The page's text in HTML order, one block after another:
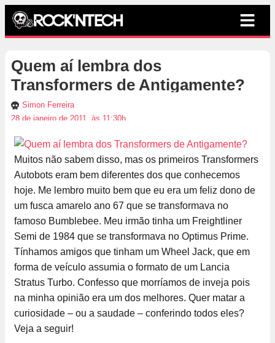
Quem aí lembra dos
Transformers de Antigamente?
Simon Ferreira
28 de janeiro de 2011, às 11:30h
Muitos não sabem disso, mas os primeiros Transformers
Autobots eram bem diferentes dos que conhecemos
hoje. Me lembro muito bem que eu era um feliz dono de
um fusca amarelo ano 67 que se transformava no
famoso Bumblebee. Meu irmão tinha um Freightliner
Semi de 1984 que se transformava no Optimus Prime.
Tínhamos amigos que tinham um Wheel Jack, que em
forma de veículo assumia o formato de um Lancia
Stratus Turbo. Confesso que morríamos de inveja pois
na minha opinião era um dos melhores. Quer matar a
curiosidade – ou a saudade – conferindo todos eles?
Veja a seguir!